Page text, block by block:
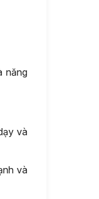
năng
và
và